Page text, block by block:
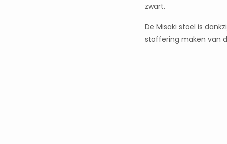
zwart.
De Misaki stoel is
stoffering maken van